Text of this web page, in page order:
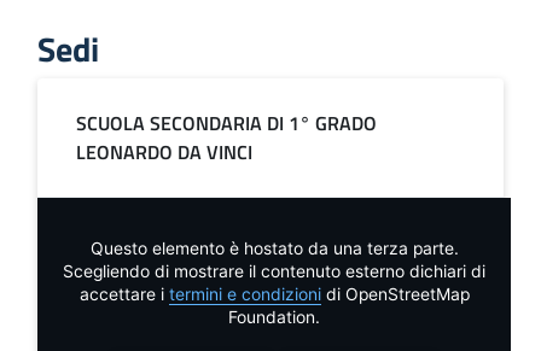
Sedi
SCUOLA SECONDARIA DI 1° GRADO
LEONARDO DA VINCI
Questo elemento è hostato da una terza parte.
Scegliendo di mostrare il contenuto esterno dichiari di
accettare i termini e condizionidi OpenStreetMap
Foundation.